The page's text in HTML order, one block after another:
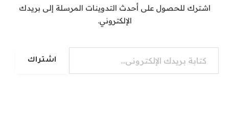
اشترك للحصول على أحدث التدوينات المرسلة إلى بريدك
الإلكتروني.
كتابة بريدك الإلكتروني...
اشتراك